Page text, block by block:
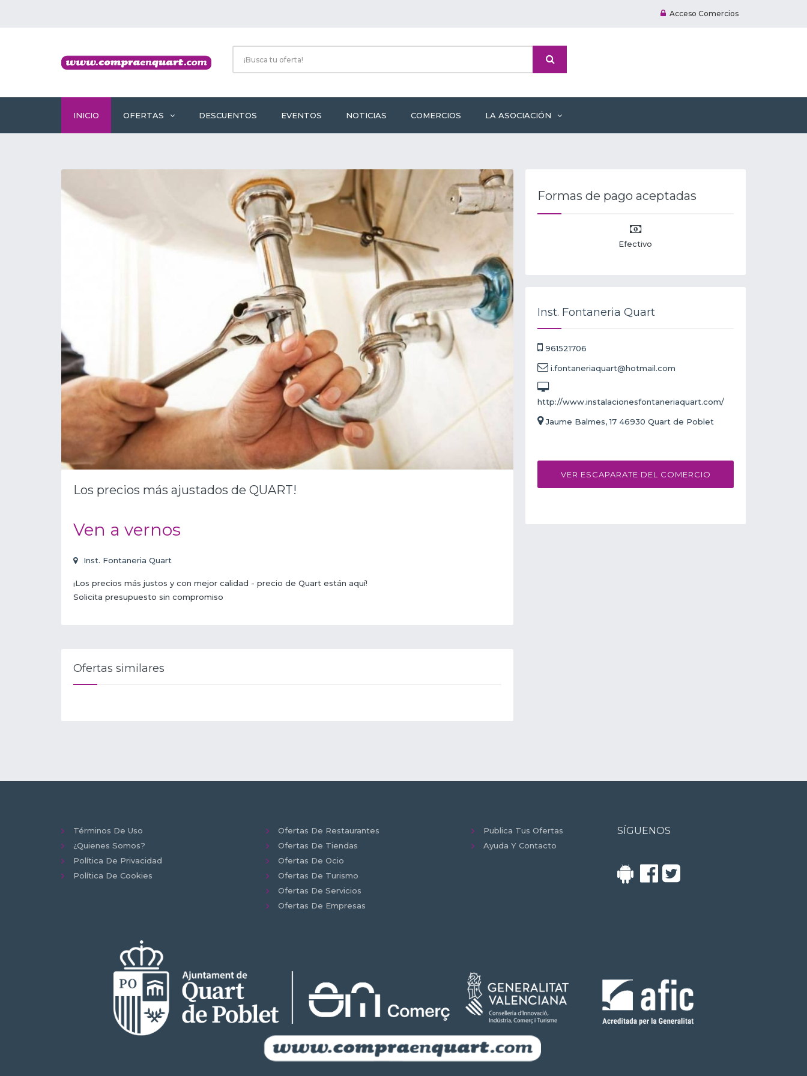
Acceso Comercios
INICIO OFERTAS DESCUENTOS EVENTOS NOTICIAS COMERCIOS LA ASOCIACIÓN
Los precios más ajustados de QUART!
Ven a vernos
Inst. Fontaneria Quart
¡Los precios más justos y con mejor calidad - precio de Quart están aquí!
Solicita presupuesto sin compromiso
Ofertas similares
Formas de pago aceptadas
Efectivo
Inst. Fontaneria Quart
961521706
i.fontaneriaquart@hotmail.com
http://www.instalacionesfontaneriaquart.com/
Jaume Balmes, 17 46930 Quart de Poblet
VER ESCAPARATE DEL COMERCIO
Términos De Uso
¿Quienes Somos?
Política De Privacidad
Política De Cookies
Ofertas De Restaurantes
Ofertas De Tiendas
Ofertas De Ocio
Ofertas De Turismo
Ofertas De Servicios
Ofertas De Empresas
Publica Tus Ofertas
Ayuda Y Contacto
SÍGUENOS